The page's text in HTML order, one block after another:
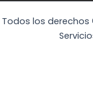
Todos los